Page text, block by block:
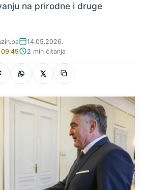
na prirodne i druge
14.05.2026.
2 min čitanja